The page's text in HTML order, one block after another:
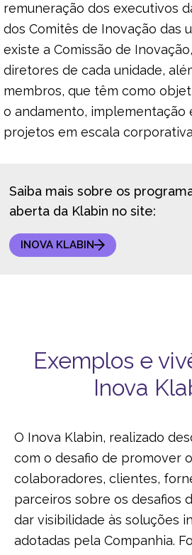
remuneração dos executivos
dos Comitês de Inovação das
existe a Comissão de
diretores de cada unidade,
membros, que têm como
o andamento, implementação
projetos em escala
Saiba mais sobre os
aberta da Klabin no site:
INOVA KLABIN
Exemplos e
Inova
O Inova Klabin, realizado
com o desafio de promover
colaboradores, clientes,
parceiros sobre os desafios
dar visibilidade às soluções
adotadas pela Companhia.